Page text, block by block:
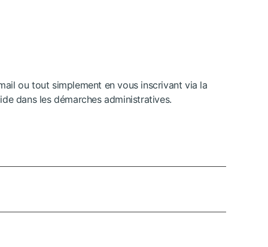
ou tout simplement en vous inscrivant via la
dans les démarches administratives.